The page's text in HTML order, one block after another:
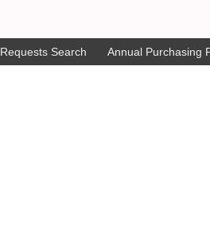
Requests Search Annual Purchasing